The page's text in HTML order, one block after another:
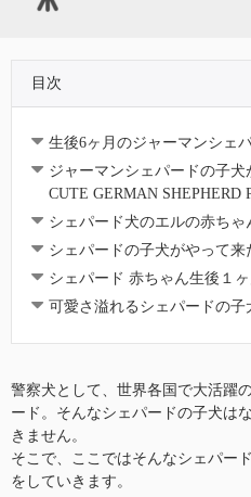
目次
生後6ヶ月のジャーマンシェ
ジャーマンシェパードの子
CUTE GERMAN SHEPHERD
シェパード犬のエルの赤ちゃ
シェパードの子犬がやって来
シェパード 赤ちゃん生後１ヶ
可愛さ溢れるシェパードの子
警察犬として、世界各国で大活躍
ード。そんなシェパードの子犬は
きません。
そこで、ここではそんなシェパー
をしていきます。